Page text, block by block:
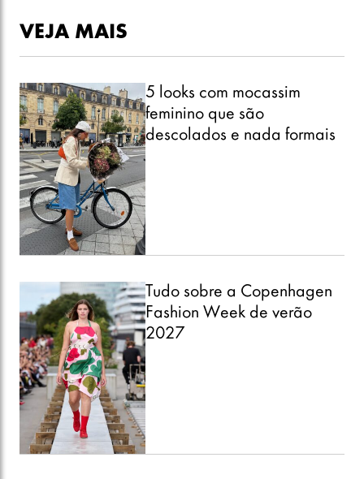
VEJA MAIS
5 looks com mocassim
feminino que são
descolados e nada formais
Tudo sobre a Copenhagen
Fashion Week de verão
2027